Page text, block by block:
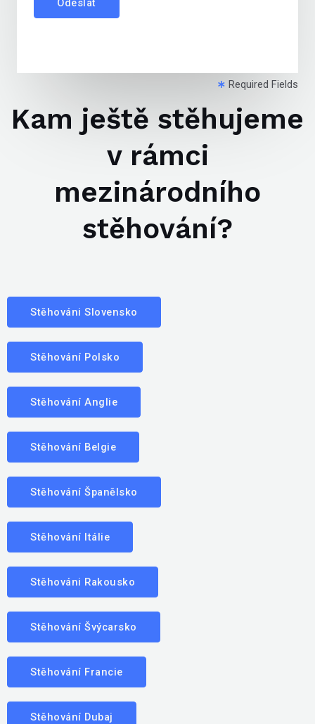
Odeslat
Required Fields
Kam ještě stěhujeme
v rámci
mezinárodního
stěhování?
Stěhováni Slovensko
Stěhování Polsko
Stěhování Anglie
Stěhování Belgie
Stěhování Španělsko
Stěhování Itálie
Stěhováni Rakousko
Stěhování Švýcarsko
Stěhování Francie
Stěhování Dubaj